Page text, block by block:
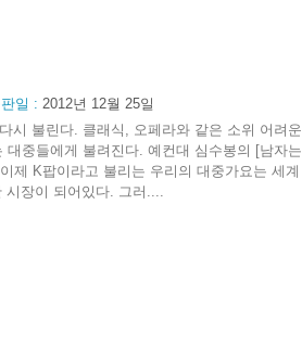
일 : 2012년 12월 25일
시 불린다. 클래식, 오페라와 같은 소위 어려운
중들에게 불려진다. 예컨대 심수봉의 [남자는
제 K팝이라고 불리는 우리의 대중가요는 세계
시장이 되어있다. 그러....